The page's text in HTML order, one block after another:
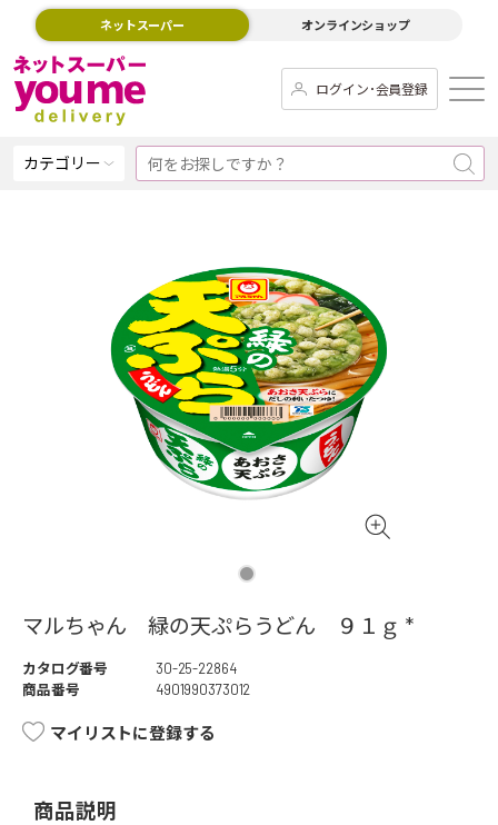
ネットスーパー オンラインショップ
ログイン･会員登録
カテゴリー
マルちゃん 緑の天ぷらうどん ９１ｇ *
カタログ番号
30-25-22864
商品番号
4901990373012
マイリストに登録する
商品説明